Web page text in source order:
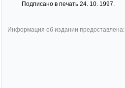
Подписано в печать 24. 10. 1997.
Информация об издании предоставлена: